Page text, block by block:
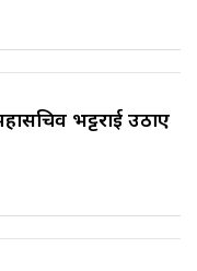
भट्टराई उठाए